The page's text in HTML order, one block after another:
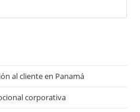
al cliente en Panamá
corporativa